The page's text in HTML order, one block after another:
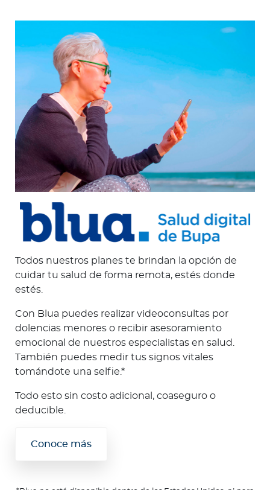
Todos nuestros planes te brindan la opción de
cuidar tu salud de forma remota, estés donde
estés.
Con Blua puedes realizar videoconsultas por
dolencias menores o recibir asesoramiento
emocional de nuestros especialistas en salud.
También puedes medir tus signos vitales
tomándote una selfie.*
Todo esto sin costo adicional, coaseguro o
deducible.
Conoce más